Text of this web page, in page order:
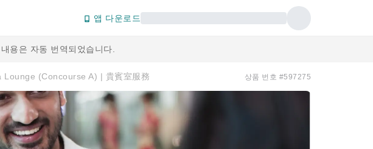
앱 다운로드
용은 자동 번역되었습니다.
(Concourse A) | 貴賓室服務 상품 번호 #597275